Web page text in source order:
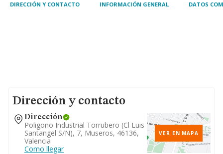
DIRECCIÓN Y CONTACTO INFORMACIÓN GENERAL DATOS
Dirección y contacto
Dirección
Poligono Industrial Torrubero (cl Luis
Santangel S/n), 7, Museros, 46136,
Valencia
Como llegar
VER EN MAPA